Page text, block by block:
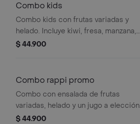
Combo kids
Combo kids con frutas variadas y
helado. Incluye kiwi, fresa, manzana,
uvas, pitahaya y cereza.
$ 44.900
Combo rappi promo
Combo con ensalada de frutas
variadas, helado y un jugo a elección
en leche o agua.
$ 44.900